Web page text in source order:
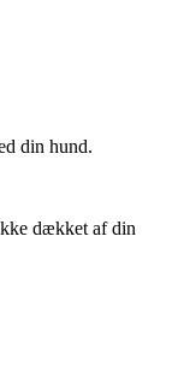
din hund.
dækket af din